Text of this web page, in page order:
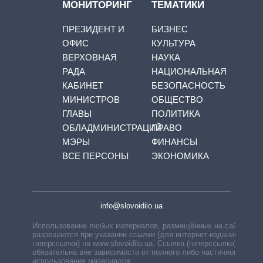
МОНИТОРИНГ
ПРЕЗИДЕНТ И
ОФИС
ВЕРХОВНАЯ
РАДА
КАБИНЕТ
МИНИСТРОВ
ГЛАВЫ
ОБЛАДМИНИСТРАЦИЙ
МЭРЫ
ВСЕ ПЕРСОНЫ
ТЕМАТИКИ
БИЗНЕС
КУЛЬТУРА
НАУКА
НАЦИОНАЛЬНАЯ
БЕЗОПАСНОСТЬ
ОБЩЕСТВО
ПОЛИТИКА
ПРАВО
ФИНАНСЫ
ЭКОНОМИКА
info@slovoidilo.ua
Использование любых материалов, размещённых на сайте,
разрешается при указании ссылки (для интернет-изданий —
гиперссылки) на www.slovoidilo.ua. Ссылка (гиперссылка)
обязательна вне зависимости от полного либо частичного
использования материалов.